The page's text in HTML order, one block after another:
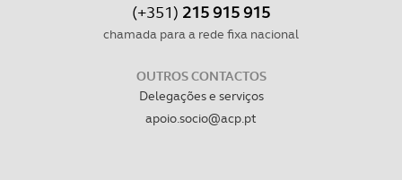
(+351) 215 915 915
chamada para a rede fixa nacional
OUTROS CONTACTOS
Delegações e serviços
apoio.socio@acp.pt